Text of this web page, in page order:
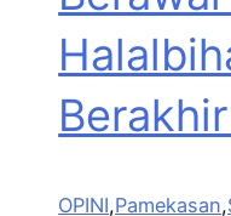
OPINI,Pamekasan,